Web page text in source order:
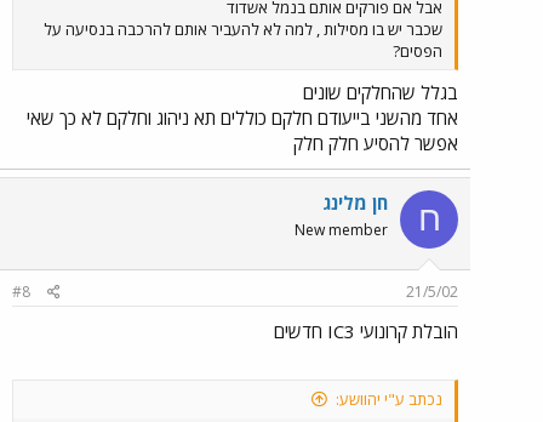
אבל אם פורקים אותם בנמל אשדוד
שכבר יש בו מסילות , למה לא להעביר אותם להרכבה בנסיעה על
הפסים?
בגלל שהחלקים שונים
אחד מהשני בייעודם חלקם כוללים תא ניהוג וחלקם לא כך שאי
אפשר להסיע חלק חלק
ח חן מלינג
New member
21/5/02
#8
הובלת קרונועי IC3 חדשים
נכתב ע"י יהוושע: